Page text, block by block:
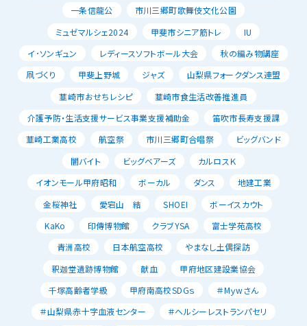
一条信龍公
市川三郷町歌舞伎文化公園
ミュゼマルシェ2024
甲斐市シニア筋トレ
IU
イ･ソンギュン
レディースソフトボール大会
秋の編み物講座
凧づくり
甲斐上野城 ジャズ
山梨県フォークダンス連盟
韮崎市おせちレシピ
韮崎市食生活改善推進員
介護予防・生活支援サービス事業支援補助金
笛吹市長寿支援課
韮崎工業高校
航空祭 市川三郷町合唱祭
ビッグバンド
闇バイト
ビッグベアーズ
カルロスＫ
イオンモール甲府昭和
ボーカル ダンス
地建工業
金桜神社
愛宕山 結 SHOEI
ボーイスカウト
KaKo
印傳博物館 クラブYSA
富士学苑高校
青洲高校
日本航空高校
やまなし土偶探訪
釈迦堂遺跡博物館
献血
甲府地区建設業協会
千塚高齢者学級
甲府南高校SDGｓ
＃Mｙwさん
＃山梨県赤十字血液センター
＃ヘルシーレストランパセリ